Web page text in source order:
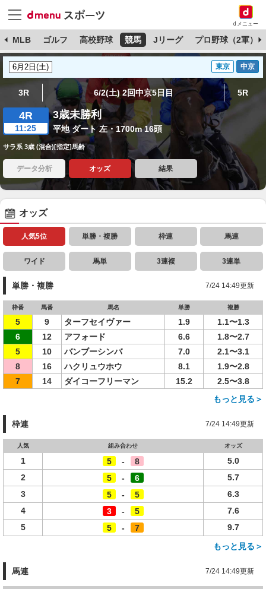
dメニュー
MLB ゴルフ 高校野球 競馬 Jリーグ プロ野球（2軍）
東京 中京
3R 6/2(土) 2回中京5日目 5R
4R
11:25
3歳未勝利
平地 ダート 左・1700m 16頭
サラ系 3歳 (混合)[指定]馬齢
データ分析 オッズ 結果
オッズ
人気5位 単勝・複勝 枠連 馬連
ワイド 馬単 3連複 3連単
単勝・複勝 7/24 14:49更新
枠番 馬番 馬名 単勝 複勝
5 9 ターフセイヴァー 1.9
1.1〜1.3
6
12 アフォード 6.6
1.8〜2.7
5
10 バンブーシンバ 7.0
2.1〜3.1
8
16 ハクリュウホウ 8.1
1.9〜2.8
7
14 ダイコーフリーマン 15.2
2.5〜3.8
もっと見る＞
枠連 7/24 14:49更新
人気 組み合わせ オッズ
1 5 - 8
5.0
2
5 - 6
5.7
3
5 - 5
6.3
4
3 - 5
7.6
5
5 - 7
9.7
もっと見る＞
馬連 7/24 14:49更新